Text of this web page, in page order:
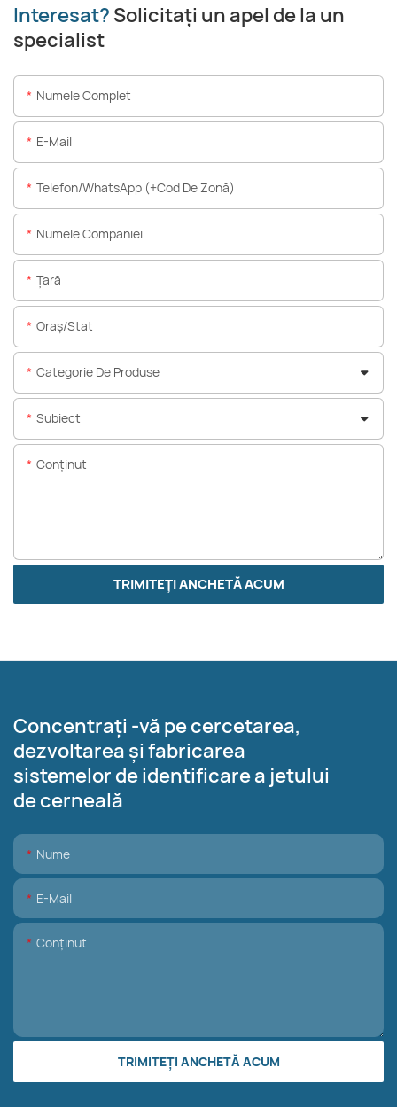
Interesat? Solicitați un apel de la un
specialist
Numele Complet
E-Mail
Telefon/WhatsApp (+Cod De Zonă)
Numele Companiei
Ţară
Oraș/stat
Categorie De Produse
Subiect
Conţinut
TRIMITEȚI ANCHETĂ ACUM
Concentrați -vă pe cercetarea,
dezvoltarea și fabricarea
sistemelor de identificare a jetului
de cerneală
Nume
E-Mail
Conţinut
TRIMITEȚI ANCHETĂ ACUM